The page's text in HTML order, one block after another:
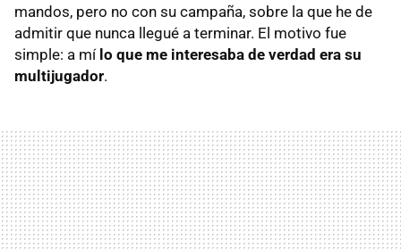
mandos, pero no con su campaña, sobre la que he de
admitir que nunca llegué a terminar. El motivo fue
simple: a mí lo que me interesaba de verdad era su
multijugador.